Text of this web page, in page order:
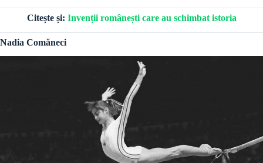
Citește și: Invenții românești care au schimbat istoria
Nadia Comăneci